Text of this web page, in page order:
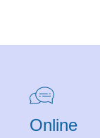
Online